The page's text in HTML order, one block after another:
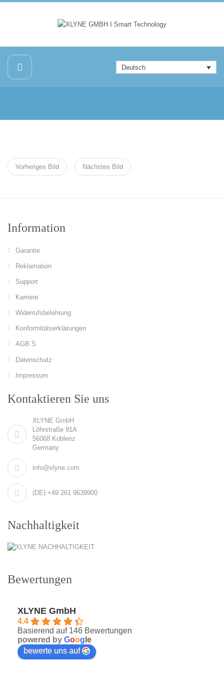
Deutsch
Vorheriges Bild Nächstes Bild
Information
Garantie
Reklamation
Support
Karriere
Widerrufsbelehrung
Konformitätserklärungen
AGB´S
Datenschutz
Impressum
Kontaktieren Sie uns
XLYNE GmbH
Löhrstraße 91A
56068 Koblenz
Germany
info@xlyne.com
(DE) +49 261 9639900
Nachhaltigkeit
Bewertungen
XLYNE GmbH
4.4
Basierend auf 146 Bewertungen
powered by Goog e
bewerte uns auf